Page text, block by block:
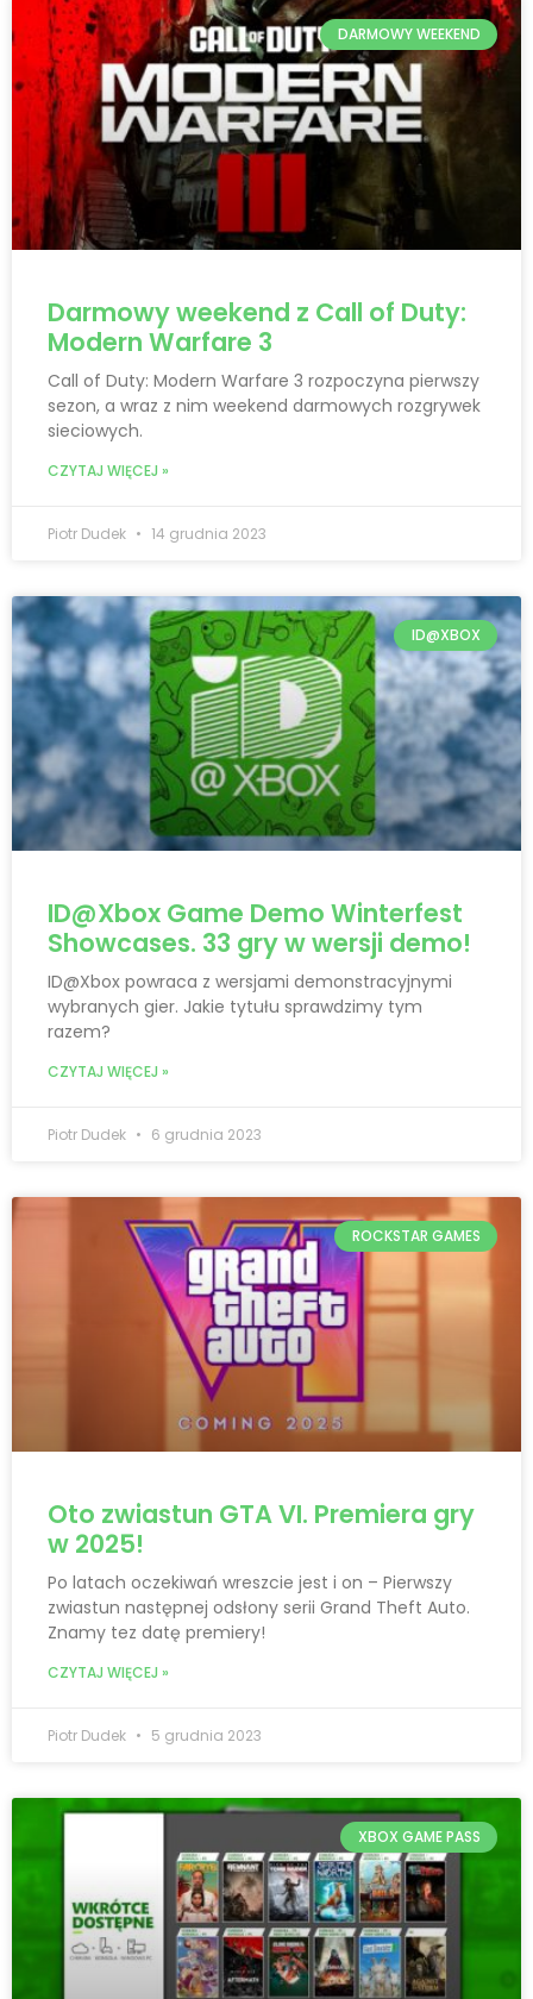
DARMOWY WEEKEND
Darmowy weekend z Call of Duty:
Modern Warfare 3
Call of Duty: Modern Warfare 3 rozpoczyna pierwszy
sezon, a wraz z nim weekend darmowych rozgrywek
sieciowych.
CZYTAJ WIĘCEJ »
Piotr Dudek 14 grudnia 2023
ID@XBOX
ID@Xbox Game Demo Winterfest
Showcases. 33 gry w wersji demo!
ID@Xbox powraca z wersjami demonstracyjnymi
wybranych gier. Jakie tytułu sprawdzimy tym
razem?
CZYTAJ WIĘCEJ »
Piotr Dudek 6 grudnia 2023
ROCKSTAR GAMES
Oto zwiastun GTA VI. Premiera gry
w 2025!
Po latach oczekiwań wreszcie jest i on – Pierwszy
zwiastun następnej odsłony serii Grand Theft Auto.
Znamy tez datę premiery!
CZYTAJ WIĘCEJ »
Piotr Dudek 5 grudnia 2023
XBOX GAME PASS